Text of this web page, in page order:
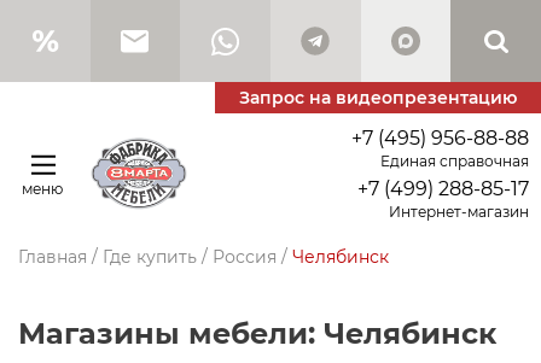
Запрос на видеопрезентацию
меню
+7 (495) 956-88-88
Единая справочная
+7 (499) 288-85-17
Интернет-магазин
Главная / Где купить / Россия / Челябинск
Магазины мебели: Челябинск